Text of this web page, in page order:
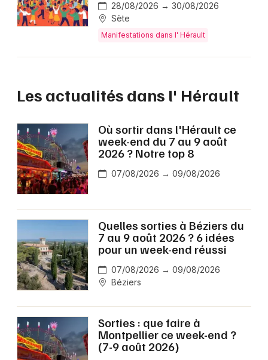
28/08/2026 → 30/08/2026
Sète
Manifestations dans l' Hérault
Les actualités dans l' Hérault
Où sortir dans l'Hérault ce
week-end du 7 au 9 août
2026 ? Notre top 8
07/08/2026 → 09/08/2026
Quelles sorties à Béziers du
7 au 9 août 2026 ? 6 idées
pour un week-end réussi
07/08/2026 → 09/08/2026
Béziers
Sorties : que faire à
Montpellier ce week-end ?
(7-9 août 2026)